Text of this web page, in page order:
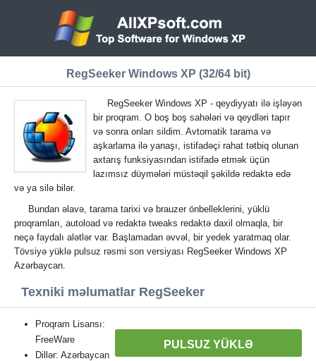
RegSeeker Windows XP (32/64 bit)
RegSeeker Windows XP - qeydiyyatı ilə işləyən
bir proqram. O boş boş sahələri və qeydləri tapır
və sonra onları sildim. Avtomatik tarama və
aşkarlama ilə yanaşı, istifadəçi rahat tətbiq olunan
axtarış funksiyasından istifadə etmək üçün
lazımsız düymələri müstəqil şəkildə redaktə edə
və ya silə bilər.
Bundan əlavə, tarama tarixi və brauzer önbelleklerini, yüklü
proqramları, autoload və redaktə tweaks redaktə daxil olmaqla, bir
neçə faydalı alətlər var. Başlamadan əvvəl, bir yedek yaratmaq olar.
Tövsiyə yüklə pulsuz rəsmi son versiyası RegSeeker Windows XP
Azərbaycan.
Texniki məlumatlar RegSeeker
PULSUZ YÜKLƏ
Proqram Lisansı:
FreeWare
Dillər: Azərbaycan